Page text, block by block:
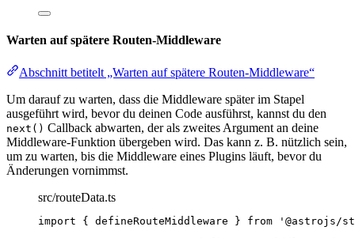
Warten auf spätere Routen-Middleware
Abschnitt betitelt „Warten auf spätere Routen-Middleware“
Um darauf zu warten, dass die Middleware später im Stapel
ausgeführt wird, bevor du deinen Code ausführst, kannst du den
next() Callback abwarten, der als zweites Argument an deine
Middleware-Funktion übergeben wird. Das kann z. B. nützlich sein,
um zu warten, bis die Middleware eines Plugins läuft, bevor du
Änderungen vornimmst.
src/routeData.ts
import { defineRouteMiddleware } from ' @astrojs/